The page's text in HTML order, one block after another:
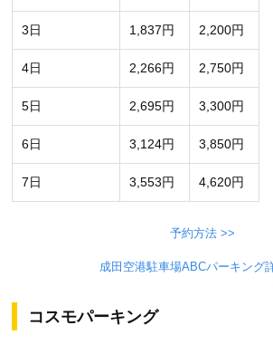
3日 1,837円 2,200円
4日 2,266円 2,750円
5日 2,695円 3,300円
6日 3,124円 3,850円
7日 3,553円 4,620円
予約方法 >>
成田空港駐車場ABCパーキング
コスモパーキング